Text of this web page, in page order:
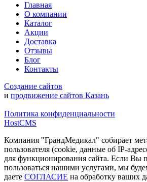
Главная
О компании
Каталог
Акции
Доставка
Отзывы
Блог
Контакты
Создание сайтов
и продвижение сайтов Казань
Политика конфиденциальности
HostCMS
Компания "ГрандМедикал" собирает
пользователя (cookie, данные об IP-
для функционирования сайта. Если Вы
пользоваться нашими услугами, мы
даете СОГЛАСИЕ на обработку ваших